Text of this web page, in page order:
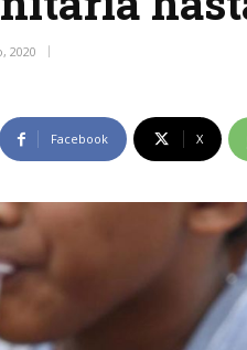
2020
Facebook X